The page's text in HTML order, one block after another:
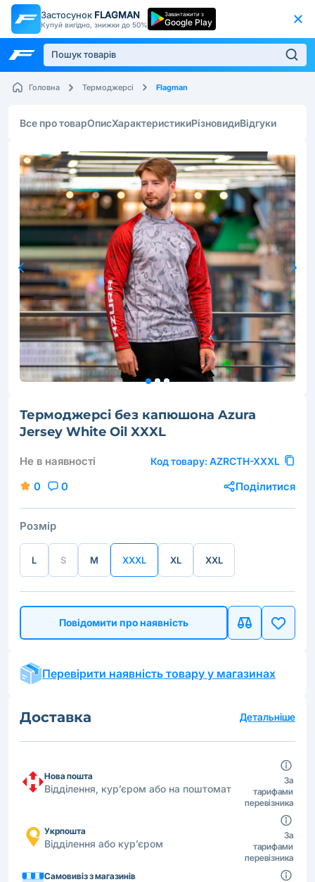
Застосунок FLAGMAN
Купуй вигідно, знижки до 50%
Завантажити з
Google Play
Головна Термоджерсі Flagman
Все про товарОписХарактеристикиРізновидиВідгуки
Термоджерсі без капюшона Azura
Jersey White Oil XXXL
Не в наявності Код товару: AZRCTH-XXXL
0 0 Поділитися
Розмір
L S M XXXL XL XXL
Повідомити про наявність
Перевірити наявність товару у магазинах
Доставка Детальніше
Нова пошта
Відділення, кур’єром або на поштомат
За
тарифами
перевізника
Укрпошта
Відділення або кур’єром
За
тарифами
перевізника
Самовивіз з магазинів